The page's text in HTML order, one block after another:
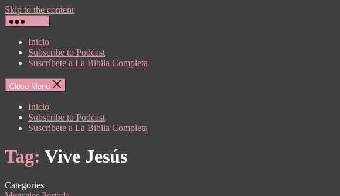
Skip to the content
Menu
Inicio
Subscribe to Podcast
Suscríbete a La Biblia Completa
Close Menu
Inicio
Subscribe to Podcast
Suscríbete a La Biblia Completa
Tag: Vive Jesús
Categories